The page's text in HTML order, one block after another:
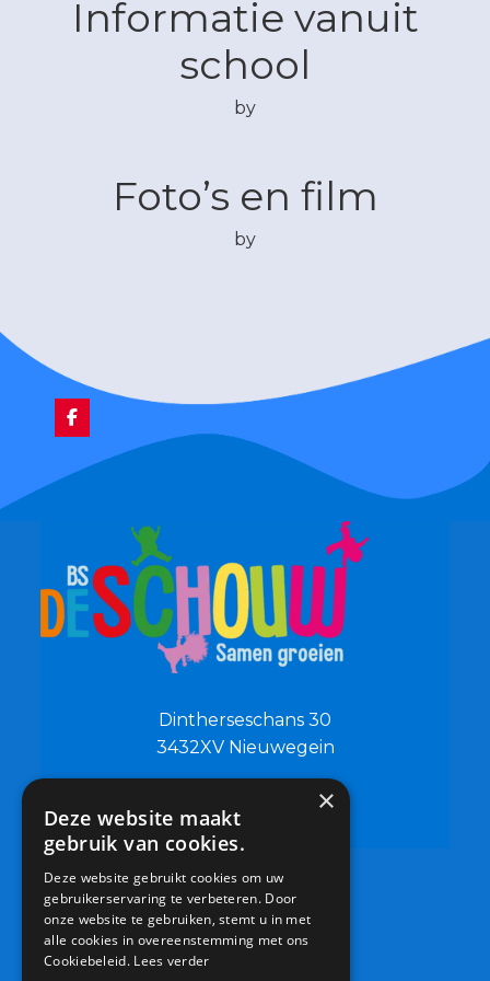
Informatie vanuit
school
by
Foto’s en film
by
Dintherseschans 30
3432XV Nieuwegein
0306019500
info@bsdeschouw.nl
×
Deze website maakt
gebruik van cookies.
Deze website gebruikt cookies om uw
gebruikerservaring te verbeteren. Door
onze website te gebruiken, stemt u in met
alle cookies in overeenstemming met ons
Cookiebeleid. Lees verder